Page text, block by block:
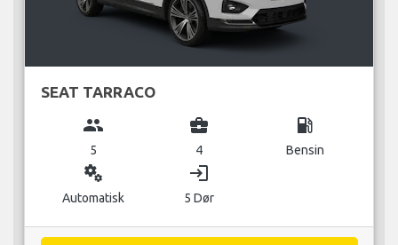
SEAT TARRACO
group
5
business_center
4
local_gas_station
Bensin
miscellaneous_services
Automatisk
login
5 Dør